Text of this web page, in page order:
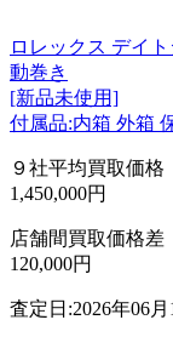
ロレックス デイ
動巻き
[新品未使用]
付属品:内箱 外箱
９社平均買取価格
1,450,000円
店舗間買取価格差
120,000円
査定日:2026年06月